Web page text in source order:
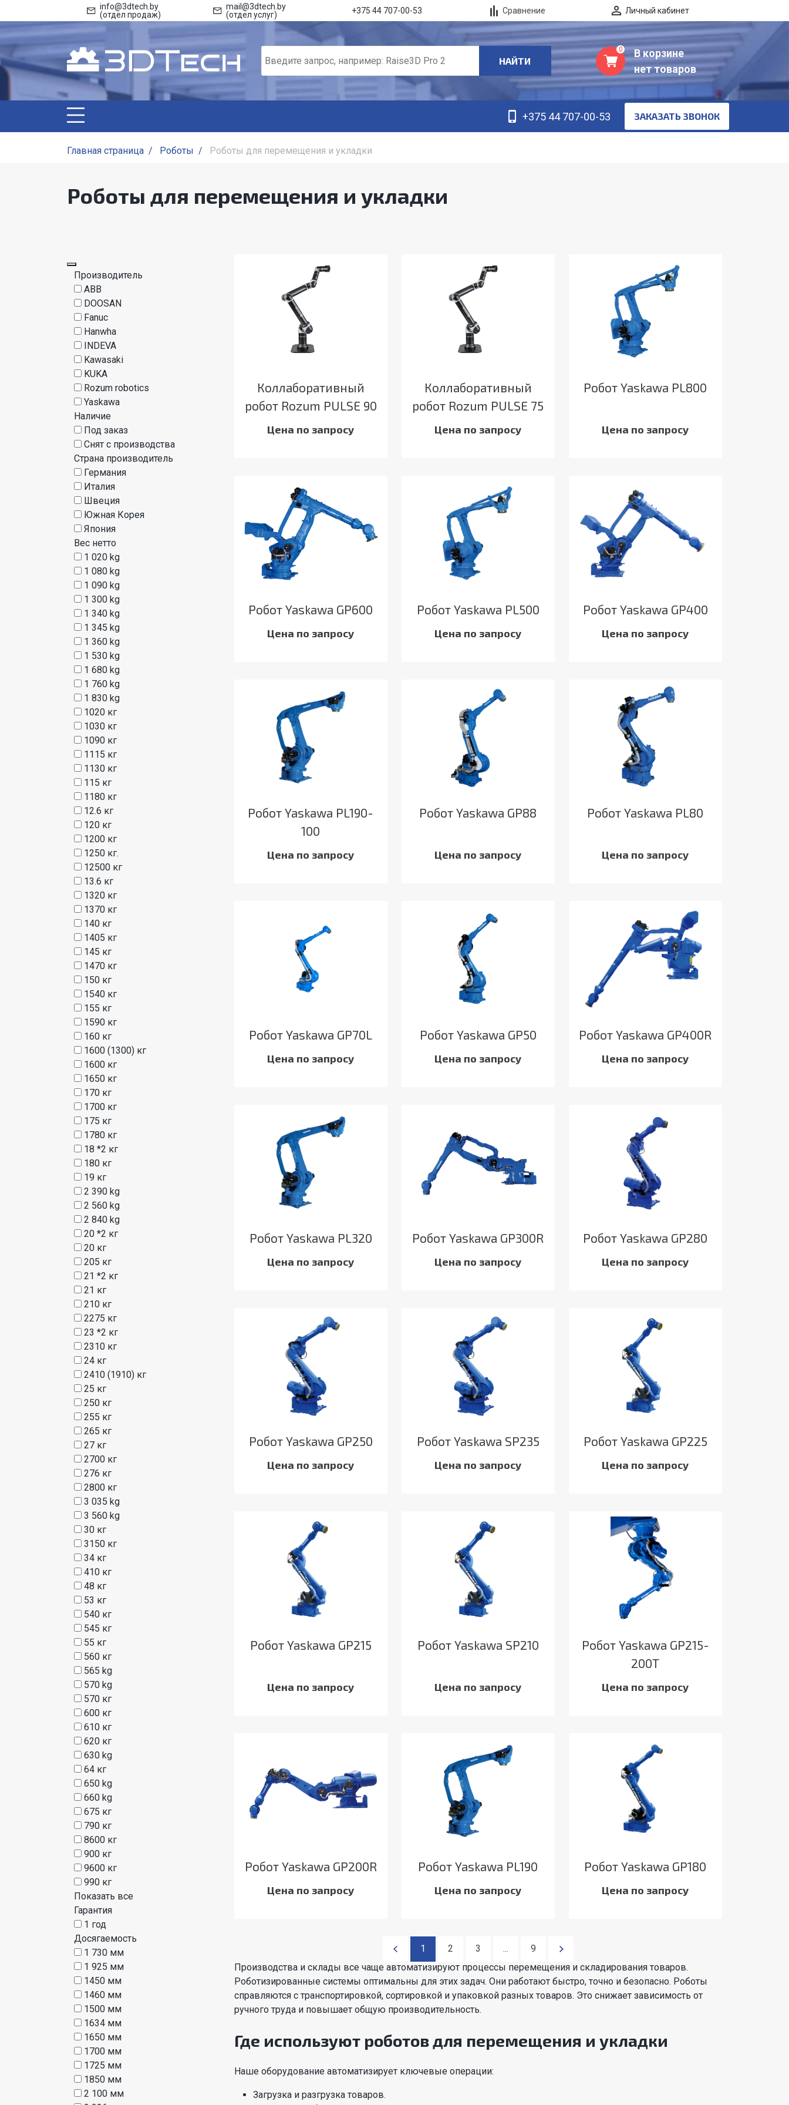
info@3dtech.by
(отдел продаж)
mail@3dtech.by
(отдел услуг)
+375 44 707-00-53 Сравнение Личный кабинет
НАЙТИ
0
В корзине
нет товаров
+375 44 707-00-53 ЗАКАЗАТЬ ЗВОНОК
Главная страница / Роботы / Роботы для перемещения и укладки
Роботы для перемещения и укладки
Производитель
ABB
DOOSAN
Fanuc
Hanwha
INDEVA
Kawasaki
KUKA
Rozum robotics
Yaskawa
Наличие
Под заказ
Снят с производства
Страна производитель
Германия
Италия
Швеция
Южная Корея
Япония
Вес нетто
1 020 kg
1 080 kg
1 090 kg
1 300 kg
1 340 kg
1 345 kg
1 360 kg
1 530 kg
1 680 kg
1 760 kg
1 830 kg
1020 кг
1030 кг
1090 кг
1115 кг
1130 кг
115 кг
1180 кг
12.6 кг
120 кг
1200 кг
1250 кг.
12500 кг
13.6 кг
1320 кг
1370 кг
140 кг
1405 кг
145 кг
1470 кг
150 кг
1540 кг
155 кг
1590 кг
160 кг
1600 (1300) кг
1600 кг
1650 кг
170 кг
1700 кг
175 кг
1780 кг
18 *2 кг
180 кг
19 кг
2 390 kg
2 560 kg
2 840 kg
20 *2 кг
20 кг
205 кг
21 *2 кг
21 кг
210 кг
2275 кг
23 *2 кг
2310 кг
24 кг
2410 (1910) кг
25 кг
250 кг
255 кг
265 кг
27 кг
2700 кг
276 кг
2800 кг
3 035 kg
3 560 kg
30 кг
3150 кг
34 кг
410 кг
48 кг
53 кг
540 кг
545 кг
55 кг
560 кг
565 kg
570 kg
570 кг
600 кг
610 кг
620 кг
630 kg
64 кг
650 kg
660 kg
675 кг
790 кг
8600 кг
900 кг
9600 кг
990 кг
Показать все
Гарантия
1 год
Досягаемость
1 730 мм
1 925 мм
1450 мм
1460 мм
1500 мм
1634 мм
1650 мм
1700 мм
1725 мм
1850 мм
2 100 мм
Коллаборативный
робот Rozum PULSE 90
Цена по запросу
Коллаборативный
робот Rozum PULSE 75
Цена по запросу
Робот Yaskawa PL800
Цена по запросу
Робот Yaskawa GP600
Цена по запросу
Робот Yaskawa PL500
Цена по запросу
Робот Yaskawa GP400
Цена по запросу
Робот Yaskawa PL190-
100
Цена по запросу
Робот Yaskawa GP88
Цена по запросу
Робот Yaskawa PL80
Цена по запросу
Робот Yaskawa GP70L
Цена по запросу
Робот Yaskawa GP50
Цена по запросу
Робот Yaskawa GP400R
Цена по запросу
Робот Yaskawa PL320
Цена по запросу
Робот Yaskawa GP300R
Цена по запросу
Робот Yaskawa GP280
Цена по запросу
Робот Yaskawa GP250
Цена по запросу
Робот Yaskawa SP235
Цена по запросу
Робот Yaskawa GP225
Цена по запросу
Робот Yaskawa GP215
Цена по запросу
Робот Yaskawa SP210
Цена по запросу
Робот Yaskawa GP215-
200T
Цена по запросу
Робот Yaskawa GP200R
Цена по запросу
Робот Yaskawa PL190
Цена по запросу
Робот Yaskawa GP180
Цена по запросу
1 2 3 ...
9
Производства и склады все чаще автоматизируют процессы перемещения и складирования товаров.
Роботизированные системы оптимальны для этих задач. Они работают быстро, точно и безопасно. Роботы
справляются с транспортировкой, сортировкой и упаковкой разных товаров. Это снижает зависимость от
ручного труда и повышает общую производительность.
Где используют роботов для перемещения и укладки
Наше оборудование автоматизирует ключевые операции:
Загрузка и разгрузка товаров.